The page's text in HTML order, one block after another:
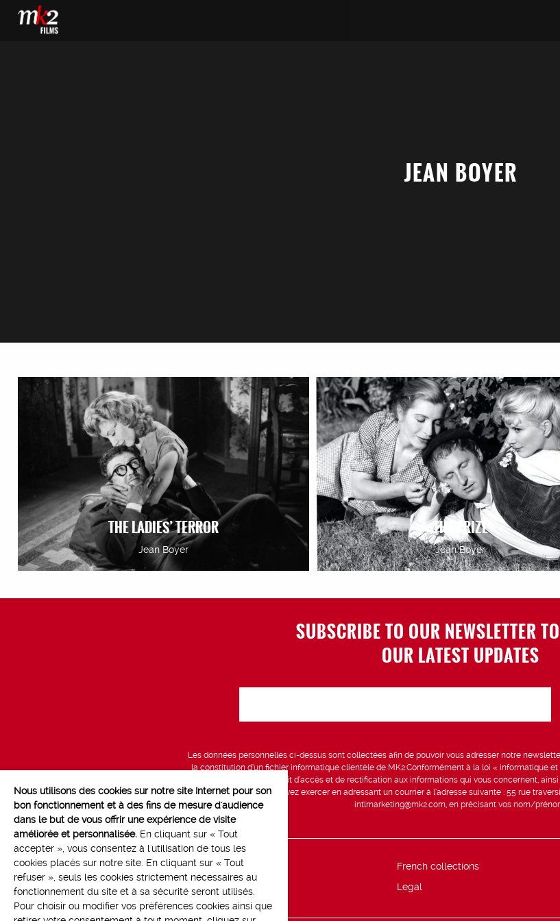
JEAN BOYER
THE LADIES’ TERROR
Jean Boyer
THE PRIZE
Jean Boyer
SUBSCRIBE TO OUR NEWSLETTER
OUR LATEST UPDATES
Les données personnelles ci-dessus sont collectées afin de pouvoir vous adresser notre
la constitution d’un fichier informatique clientèle de MK2.Conformément à la loi « informatique
vous bénéficiez d’un droit d’accès et de rectification aux informations qui vous concernent,
données, que vous pouvez exercer en adressant un courrier à l’adresse suivante : 55 rue
intlmarketing@mk2.com, en précisant vos nom/
Line up French collections
Contact
Legal
Nous utilisons des cookies sur notre site Internet pour son
bon fonctionnement et à des fins de mesure d'audience
dans le but de vous offrir une expérience de visite
améliorée et personnalisée. En cliquant sur « Tout
accepter », vous consentez à l'utilisation de tous les
cookies placés sur notre site. En cliquant sur « Tout
refuser », seuls les cookies strictement nécessaires au
fonctionnement du site et à sa sécurité seront utilisés.
Pour choisir ou modifier vos préférences cookies ainsi que